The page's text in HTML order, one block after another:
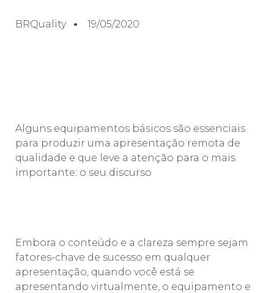
BRQuality 19/05/2020
Alguns equipamentos básicos são essenciais
para produzir uma apresentação remota de
qualidade e que leve a atenção para o mais
importante: o seu discurso
Embora o conteúdo e a clareza sempre sejam
fatores-chave de sucesso em qualquer
apresentação, quando você está se
apresentando virtualmente, o equipamento e